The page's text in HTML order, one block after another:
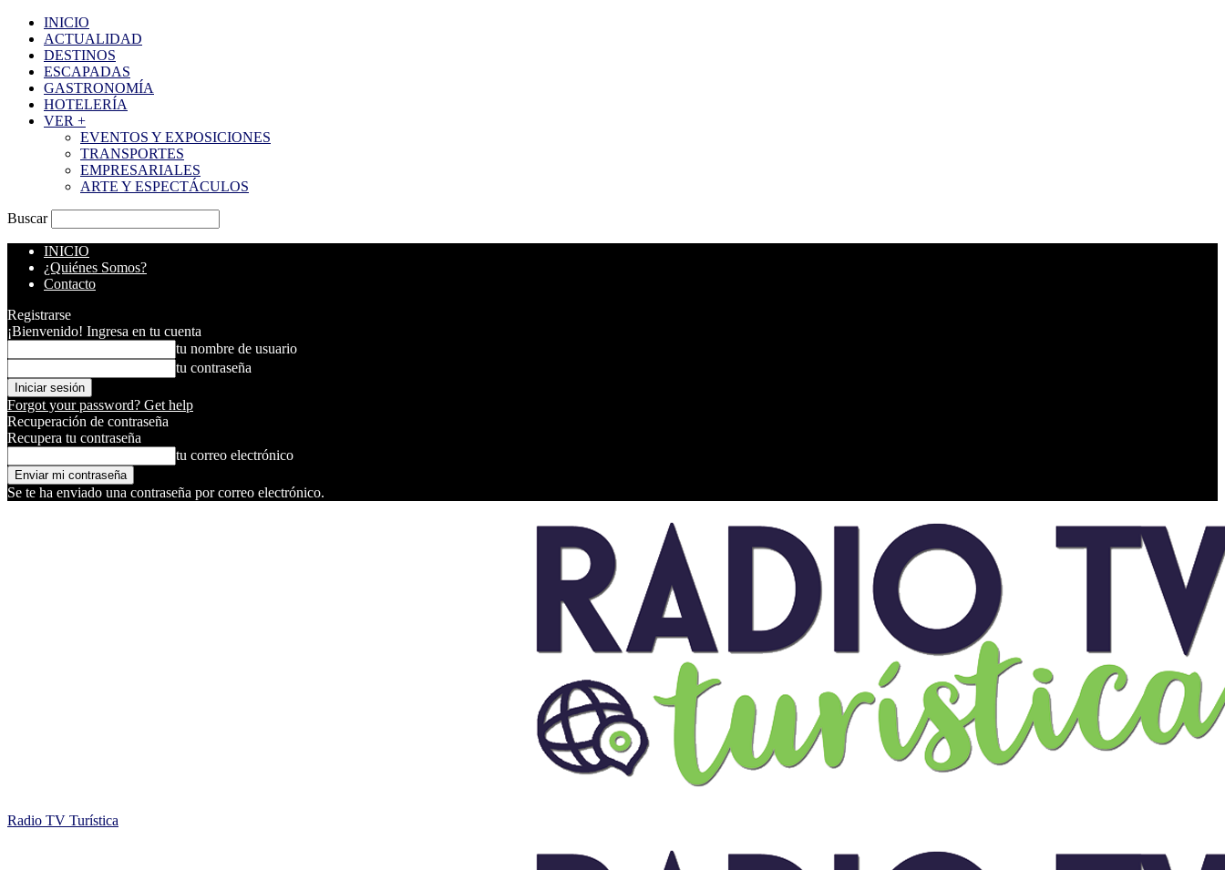
INICIO
ACTUALIDAD
DESTINOS
ESCAPADAS
GASTRONOMÍA
HOTELERÍA
VER +
EVENTOS Y EXPOSICIONES
TRANSPORTES
EMPRESARIALES
ARTE Y ESPECTÁCULOS
Buscar
INICIO
¿Quiénes Somos?
Contacto
Registrarse
¡Bienvenido! Ingresa en tu cuenta
tu nombre de usuario
tu contraseña
Forgot your password? Get help
Recuperación de contraseña
Recupera tu contraseña
tu correo electrónico
Se te ha enviado una contraseña por correo electrónico.
Radio TV Turística